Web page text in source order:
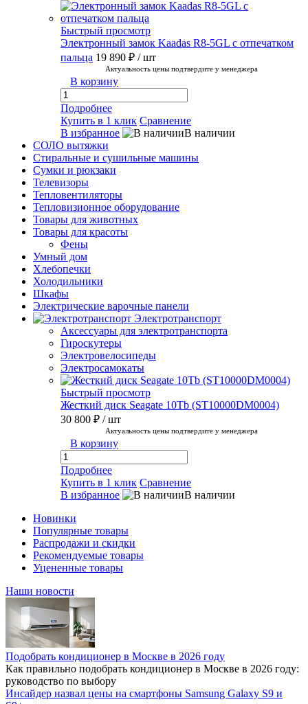
Быстрый просмотр
Электронный замок Kaadas R8-5GL с отпечатком
пальца 19 890 ₽ / шт
Актуальность цены подтвердите у менеджера
В корзину
Подробнее
Купить в 1 клик Сравнение
В избранное
В наличии
СОЛО вытяжки
Стиральные и сушильные машины
Сумки и рюкзаки
Телевизоры
Тепловентиляторы
Тепловизионное оборудование
Товары для животных
Товары для красоты
Фены
Умный дом
Хлебопечки
Холодильники
Шкафы
Электрические варочные панели
Электротранспорт
Аксессуары для электротранспорта
Гироскутеры
Электровелосипеды
Электросамокаты
Быстрый просмотр
Жесткий диск Seagate 10Tb (ST10000DM0004)
30 800 ₽ / шт
Актуальность цены подтвердите у менеджера
В корзину
Подробнее
Купить в 1 клик Сравнение
В избранное
В наличии
Новинки
Популярные товары
Распродажи и скидки
Рекомендуемые товары
Уцененные товары
Наши новости
Подобрать кондиционер в Москве в 2026 году
Как правильно подобрать кондиционер в Москве в 2026 году:
руководство по выбору
Инсайдер назвал цены на смартфоны Samsung Galaxy S9 и